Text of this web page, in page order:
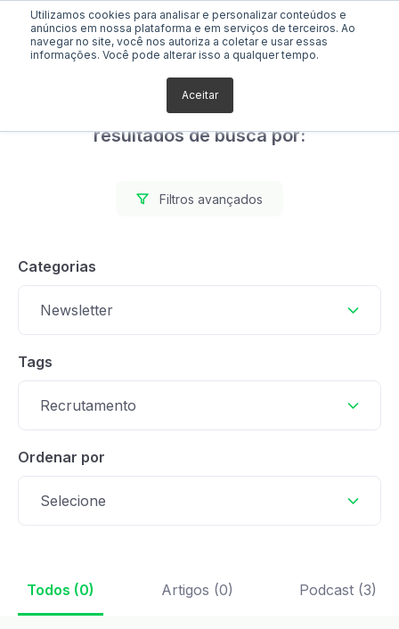
Utilizamos cookies para analisar e personalizar conteúdos e
anúncios em nossa plataforma e em serviços de terceiros. Ao
navegar no site, você nos autoriza a coletar e usar essas
informações. Você pode alterar isso a qualquer tempo.
Aceitar
Foram encontrados 0
resultados de busca por:
Filtros avançados
Categorias
Newsletter
Tags
Recrutamento
Ordenar por
Selecione
Todos (0) Artigos (0) Podcast (3)